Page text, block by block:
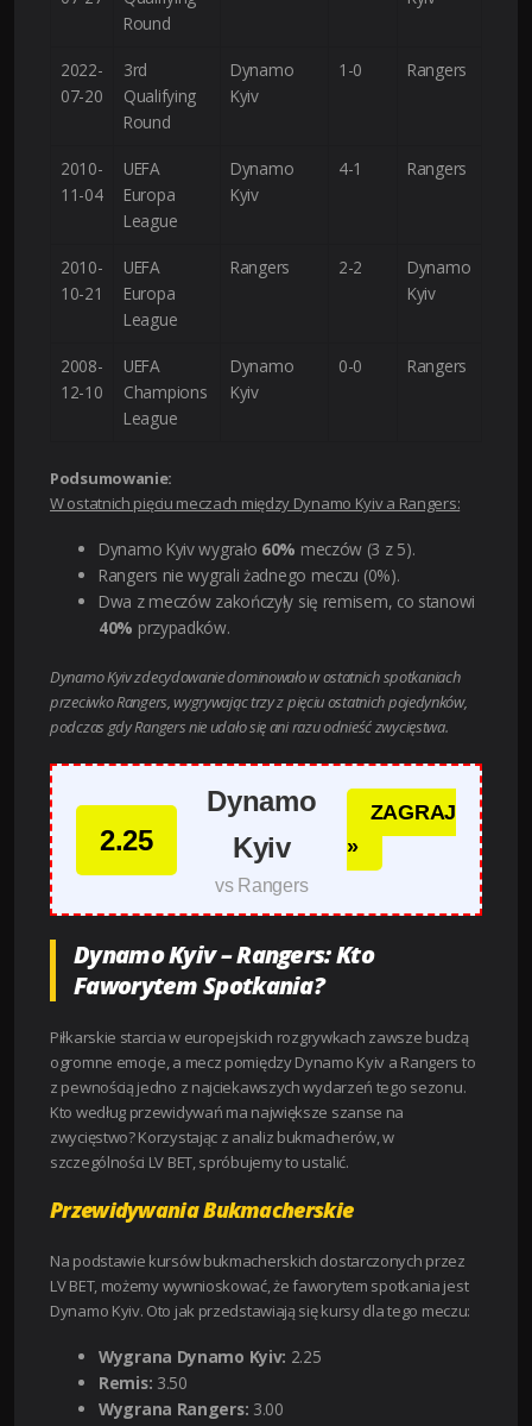
Round
2022-
07-20
3rd
Qualifying
Round
Dynamo
Kyiv
1-0 Rangers
2010-
11-04
UEFA
Europa
League
Dynamo
Kyiv
4-1 Rangers
2010-
10-21
UEFA
Europa
League
Rangers 2-2
Dynamo
Kyiv
2008-
12-10
UEFA
Champions
League
Dynamo
Kyiv
0-0 Rangers
Podsumowanie:
W ostatnich pięciu meczach między Dynamo Kyiv a Rangers:
Dynamo Kyiv wygrało 60% meczów (3 z 5).
Rangers nie wygrali żadnego meczu (0%).
Dwa z meczów zakończyły się remisem, co stanowi
40% przypadków.
Dynamo Kyiv zdecydowanie dominowało w ostatnich spotkaniach
przeciwko Rangers, wygrywając trzy z pięciu ostatnich pojedynków,
podczas gdy Rangers nie udało się ani razu odnieść zwycięstwa.
2.25
Dynamo
Kyiv
vs Rangers
ZAGRAJ
»
Dynamo Kyiv – Rangers: Kto
Faworytem Spotkania?
Piłkarskie starcia w europejskich rozgrywkach zawsze budzą
ogromne emocje, a mecz pomiędzy Dynamo Kyiv a Rangers to
z pewnością jedno z najciekawszych wydarzeń tego sezonu.
Kto według przewidywań ma największe szanse na
zwycięstwo? Korzystając z analiz bukmacherów, w
szczególności LV BET, spróbujemy to ustalić.
Przewidywania Bukmacherskie
Na podstawie kursów bukmacherskich dostarczonych przez
LV BET, możemy wywnioskować, że faworytem spotkania jest
Dynamo Kyiv. Oto jak przedstawiają się kursy dla tego meczu:
Wygrana Dynamo Kyiv: 2.25
Remis: 3.50
Wygrana Rangers: 3.00